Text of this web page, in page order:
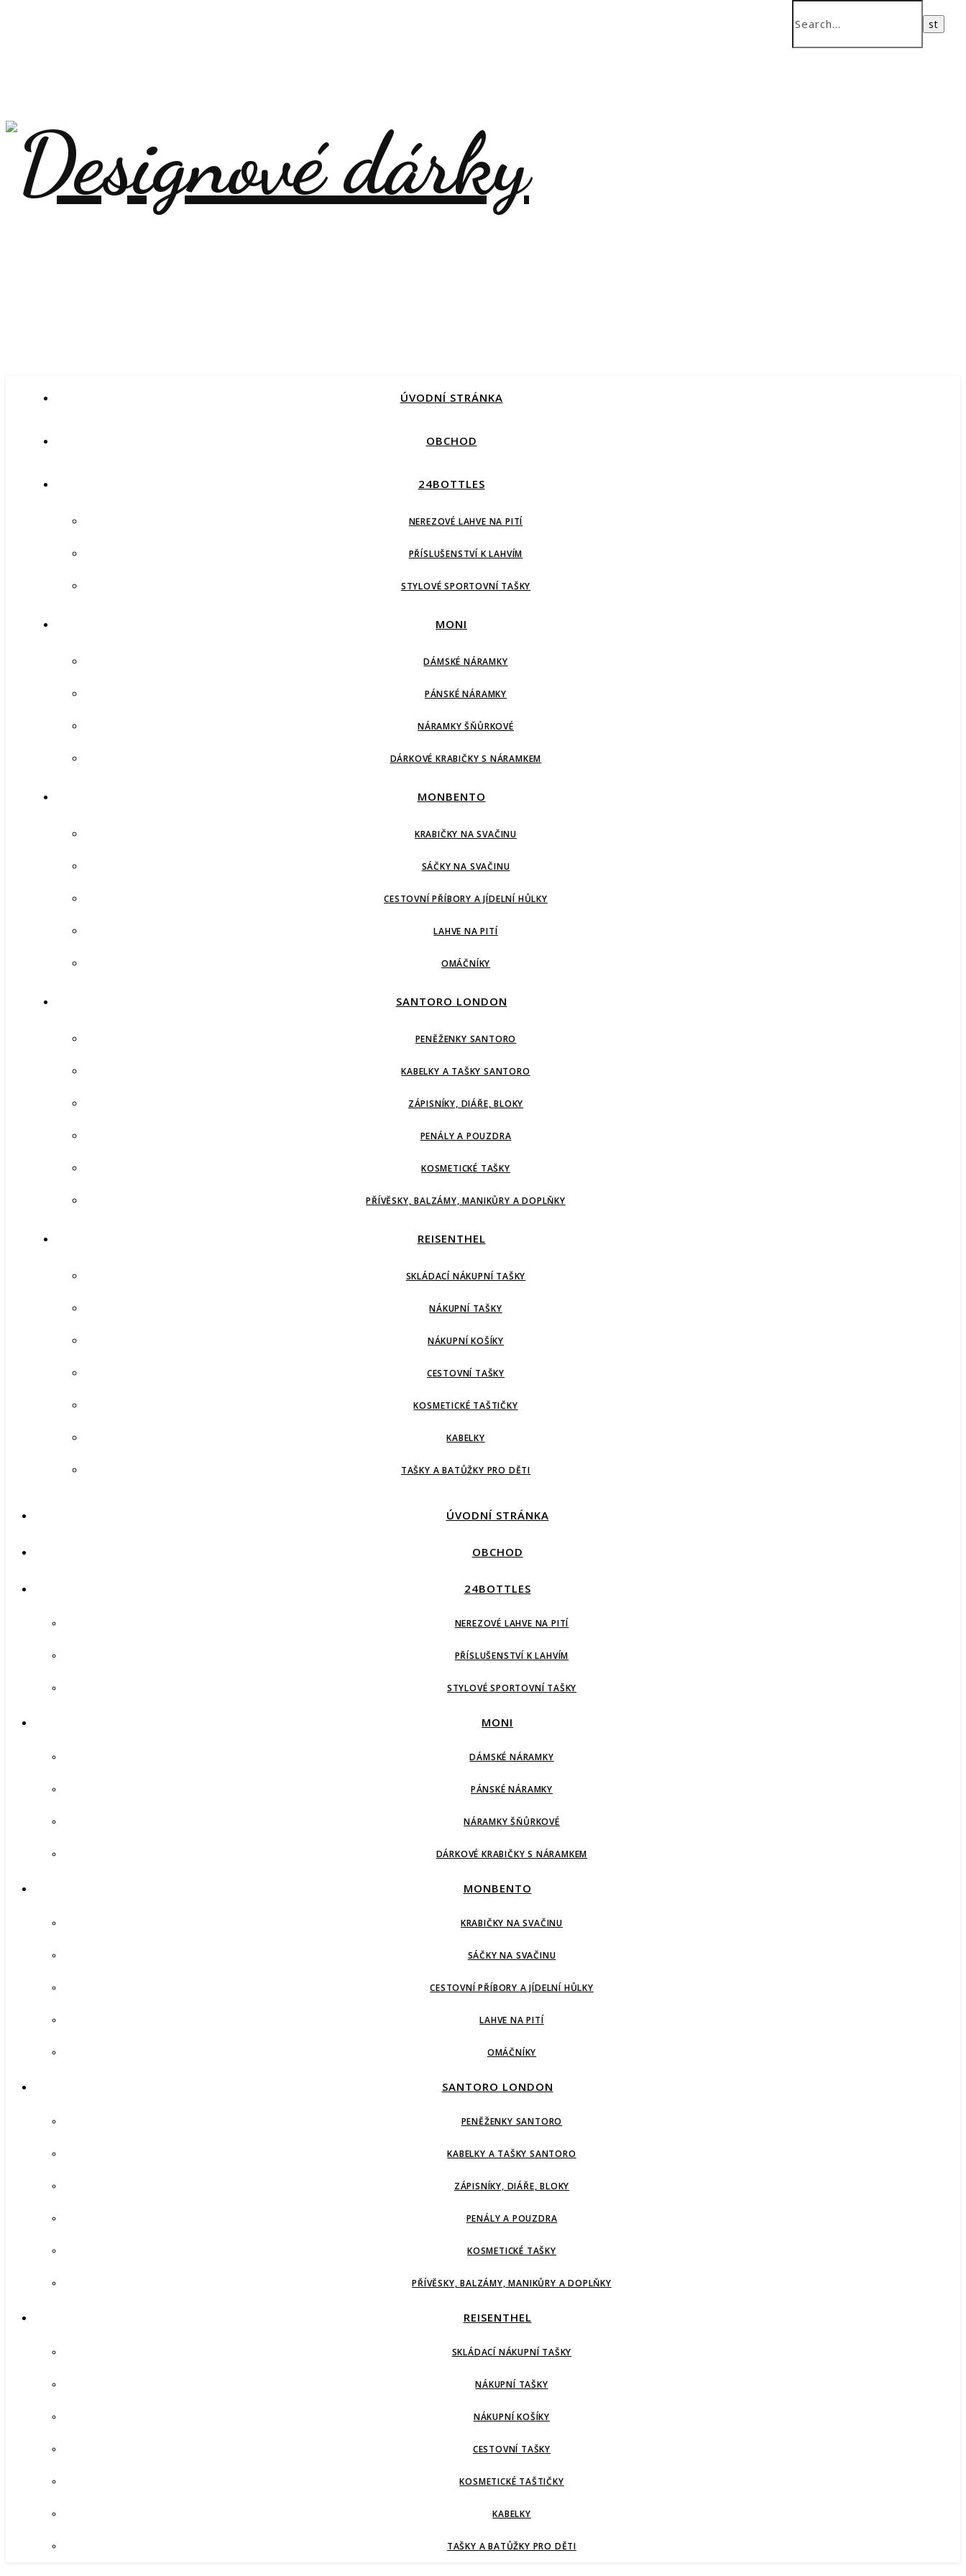
ÚVODNÍ STRÁNKA
OBCHOD
24BOTTLES
NEREZOVÉ LAHVE NA PITÍ
PŘÍSLUŠENSTVÍ K LAHVÍM
STYLOVÉ SPORTOVNÍ TAŠKY
MONI
DÁMSKÉ NÁRAMKY
PÁNSKÉ NÁRAMKY
NÁRAMKY ŠŇŮRKOVÉ
DÁRKOVÉ KRABIČKY S NÁRAMKEM
MONBENTO
KRABIČKY NA SVAČINU
SÁČKY NA SVAČINU
CESTOVNÍ PŘÍBORY A JÍDELNÍ HŮLKY
LAHVE NA PITÍ
OMÁČNÍKY
SANTORO LONDON
PENĚŽENKY SANTORO
KABELKY A TAŠKY SANTORO
ZÁPISNÍKY, DIÁŘE, BLOKY
PENÁLY A POUZDRA
KOSMETICKÉ TAŠKY
PŘÍVĚSKY, BALZÁMY, MANIKŮRY A DOPLŇKY
REISENTHEL
SKLÁDACÍ NÁKUPNÍ TAŠKY
NÁKUPNÍ TAŠKY
NÁKUPNÍ KOŠÍKY
CESTOVNÍ TAŠKY
KOSMETICKÉ TAŠTIČKY
KABELKY
TAŠKY A BATŮŽKY PRO DĚTI
ÚVODNÍ STRÁNKA
OBCHOD
24BOTTLES
NEREZOVÉ LAHVE NA PITÍ
PŘÍSLUŠENSTVÍ K LAHVÍM
STYLOVÉ SPORTOVNÍ TAŠKY
MONI
DÁMSKÉ NÁRAMKY
PÁNSKÉ NÁRAMKY
NÁRAMKY ŠŇŮRKOVÉ
DÁRKOVÉ KRABIČKY S NÁRAMKEM
MONBENTO
KRABIČKY NA SVAČINU
SÁČKY NA SVAČINU
CESTOVNÍ PŘÍBORY A JÍDELNÍ HŮLKY
LAHVE NA PITÍ
OMÁČNÍKY
SANTORO LONDON
PENĚŽENKY SANTORO
KABELKY A TAŠKY SANTORO
ZÁPISNÍKY, DIÁŘE, BLOKY
PENÁLY A POUZDRA
KOSMETICKÉ TAŠKY
PŘÍVĚSKY, BALZÁMY, MANIKŮRY A DOPLŇKY
REISENTHEL
SKLÁDACÍ NÁKUPNÍ TAŠKY
NÁKUPNÍ TAŠKY
NÁKUPNÍ KOŠÍKY
CESTOVNÍ TAŠKY
KOSMETICKÉ TAŠTIČKY
KABELKY
TAŠKY A BATŮŽKY PRO DĚTI